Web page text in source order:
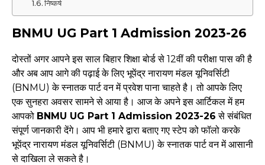
निष्कर्ष
BNMU UG Part 1 Admission 2023-26
दोस्तों अगर आपने इस साल बिहार शिक्षा बोर्ड से 12वीं की परीक्षा पास की है
और अब आप आगे की पढ़ाई के लिए भूपेंद्र नारायण मंडल यूनिवर्सिटी
(BNMU) के स्नातक पार्ट वन में प्रवेश पाना चाहते है। तो आपके लिए
एक सुनहरा अवसर सामने से आया है। आज के अपने इस आर्टिकल में हम
आपको BNMU UG Part 1 Admission 2023-26 से संबंधित
संपूर्ण जानकारी देंगे। आप भी हमारे द्वारा बताए गए स्टेप को फॉलो करके
भूपेंद्र नारायण मंडल यूनिवर्सिटी (BNMU) के स्नातक पार्ट वन में आसानी
से दाखिला ले सकते है।